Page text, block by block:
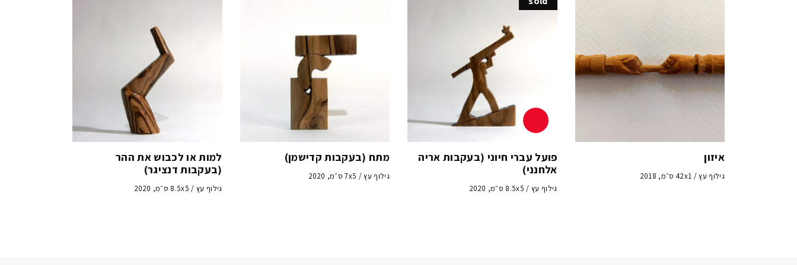
איזון
גילוף עץ / 42x1 ס״מ, 2018
פועל עברי חיוני (בעקבות אריה
אלחנני)
גילוף עץ / 8.5x5 ס״מ, 2020
מתח (בעקבות קדישמן)
גילוף עץ / 7x5 ס״מ, 2020
למות או לכבוש את ההר
(בעקבות דנציגר)
גילוף עץ / 8.5x5 ס״מ, 2020